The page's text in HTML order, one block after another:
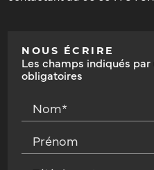
NOUS ÉCRIRE
Les champs indiqués
obligatoires
Nom*
Prénom